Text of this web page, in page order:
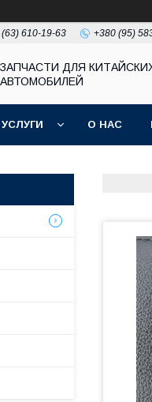
610-19-63 +380 (95)
ЗАПЧАСТИ ДЛЯ
АВТОМОБИЛЕЙ
О НАС